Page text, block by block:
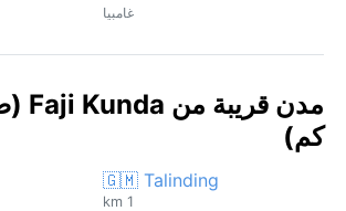
غامبيا
كم)
🇬🇲 Talinding
1 km